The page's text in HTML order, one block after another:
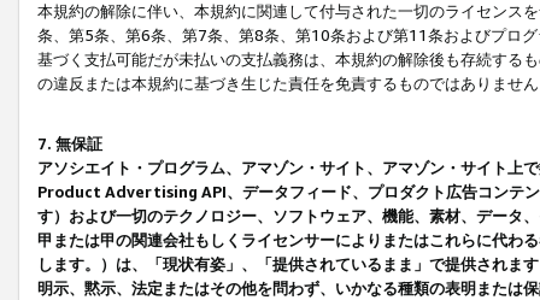
本規約の解除に伴い、本規約に関連して付与された一切のライセンス
条、第5条、第6条、第7条、第8条、第10条および第11条およびプロ
基づく支払可能だが未払いの支払義務は、本規約の解除後も存続する
の違反または本規約に基づき生じた責任を免責するものではありませ
7. 無保証
アソシエイト・プログラム、アマゾン・サイト、アマゾン・サイト上
Product Advertising API、データフィード、プロダクト広告コンテ
す）および一切のテクノロジー、ソフトウェア、機能、素材、データ
甲または甲の関連会社もしくライセンサーによりまたはこれらに代わ
します。）は、「現状有姿」、「提供されているまま」で提供されま
明示、黙示、法定またはその他を問わず、いかなる種類の表明または